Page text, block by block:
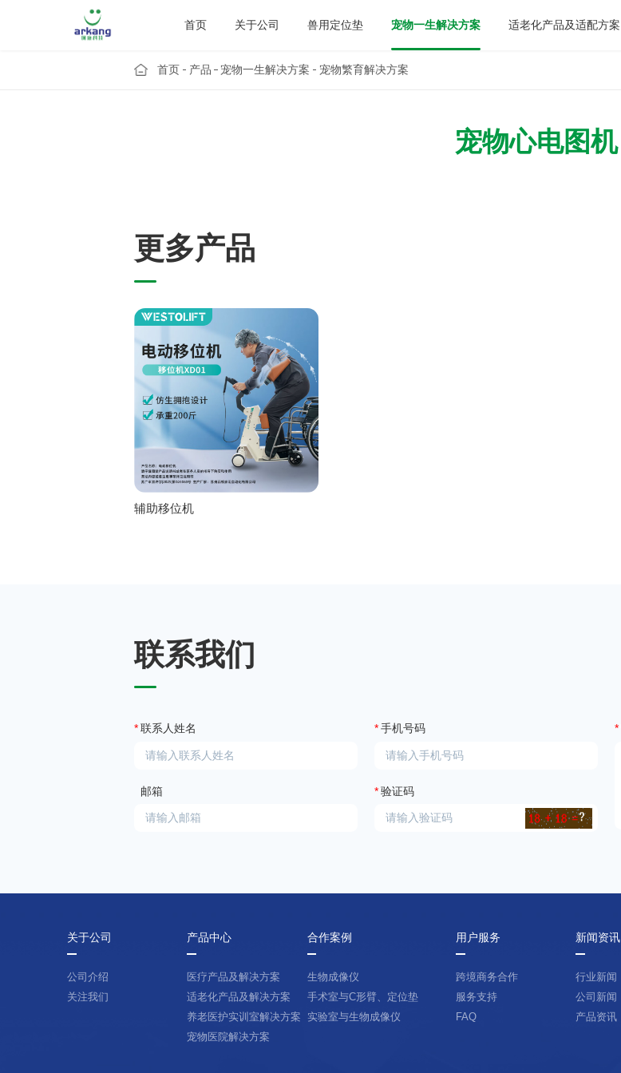
首页 关于公司 兽用定位垫 宠物一生解决方案 适老化产品及适配方案
首页 产品 宠物一生解决方案 宠物繁育解决方案
宠物心电图机
更多产品
辅助移位机
联系我们
* 联系人姓名 * 手机号码
邮箱 * 验证码
*
关于公司
公司介绍
关注我们
产品中心
医疗产品及解决方案
适老化产品及解决方案
养老医护实训室解决方案
宠物医院解决方案
合作案例
生物成像仪
手术室与C形臂、定位垫
实验室与生物成像仪
用户服务
跨境商务合作
服务支持
FAQ
新闻资讯
行业新闻
公司新闻
产品资讯